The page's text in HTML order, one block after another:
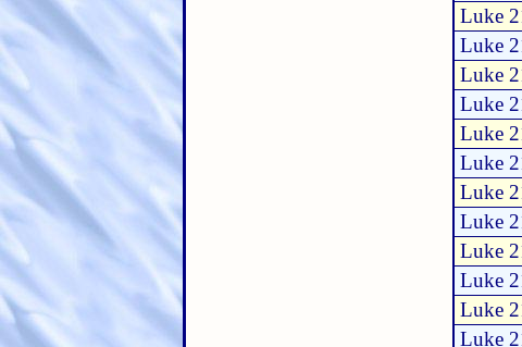
Luke
Luke
Luke
Luke
Luke
Luke
Luke
Luke
Luke
Luke
Luke
Luke